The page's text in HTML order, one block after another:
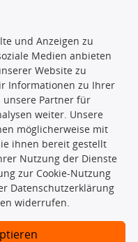
gesamte Datenbank dürfen
Datenbank ohne
zu verbreiten
zu lassen. Ein
identifizierte Ersatzteil
und Anzeigen zu
Medien anbieten
Website zu
Informationen zu Ihrer
unsere Partner für
weiter. Unsere
möglicherweise mit
ihnen bereit gestellt
Nutzung der Dienste
zur Cookie-Nutzung
Datenschutzerklärung
widerrufen.